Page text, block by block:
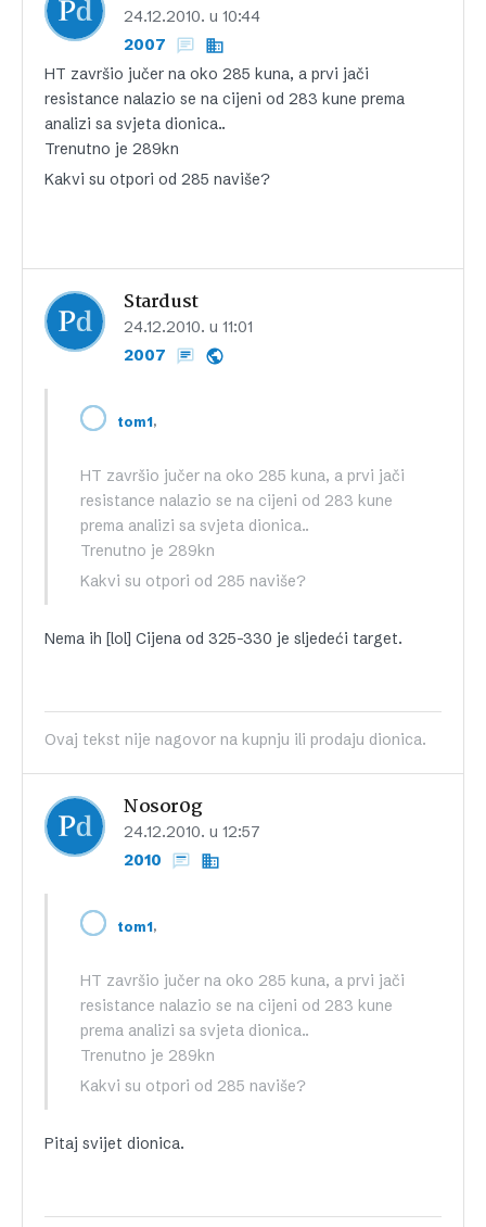
24.12.2010. u 10:44
2007
HT završio jučer na oko 285 kuna, a prvi jači
resistance nalazio se na cijeni od 283 kune prema
analizi sa svjeta dionica..
Trenutno je 289kn
Kakvi su otpori od 285 naviše?
Stardust
24.12.2010. u 11:01
2007
tom1,
HT završio jučer na oko 285 kuna, a prvi jači
resistance nalazio se na cijeni od 283 kune
prema analizi sa svjeta dionica..
Trenutno je 289kn
Kakvi su otpori od 285 naviše?
Nema ih [lol] Cijena od 325-330 je sljedeći target.
Ovaj tekst nije nagovor na kupnju ili prodaju dionica.
Nosor0g
24.12.2010. u 12:57
2010
tom1,
HT završio jučer na oko 285 kuna, a prvi jači
resistance nalazio se na cijeni od 283 kune
prema analizi sa svjeta dionica..
Trenutno je 289kn
Kakvi su otpori od 285 naviše?
Pitaj svijet dionica.